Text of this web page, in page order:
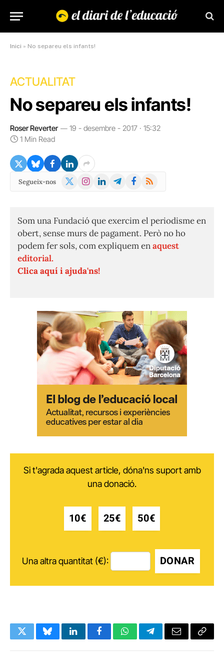
Inici » No separeu els infants!
ACTUALITAT
No separeu els infants!
Roser Reverter
19 - desembre - 2017 · 15:32
1 Min Read
Segueix-nos
X
Instagram
LinkedInTelegramFacebook
RSS
Som una Fundació que exercim el periodisme en
obert, sense murs de pagament. Però no ho
podem fer sols, com expliquem enaquest
editorial.
Clica aquí i ajuda'ns!
Si t'agrada aquest article, dóna'ns suport amb
una donació.
10€ 25€ 50€
Una altra quantitat (€): DONAR
TwitterBlueskyLinkedInFacebookWhatsAppTelegramEmail Copy